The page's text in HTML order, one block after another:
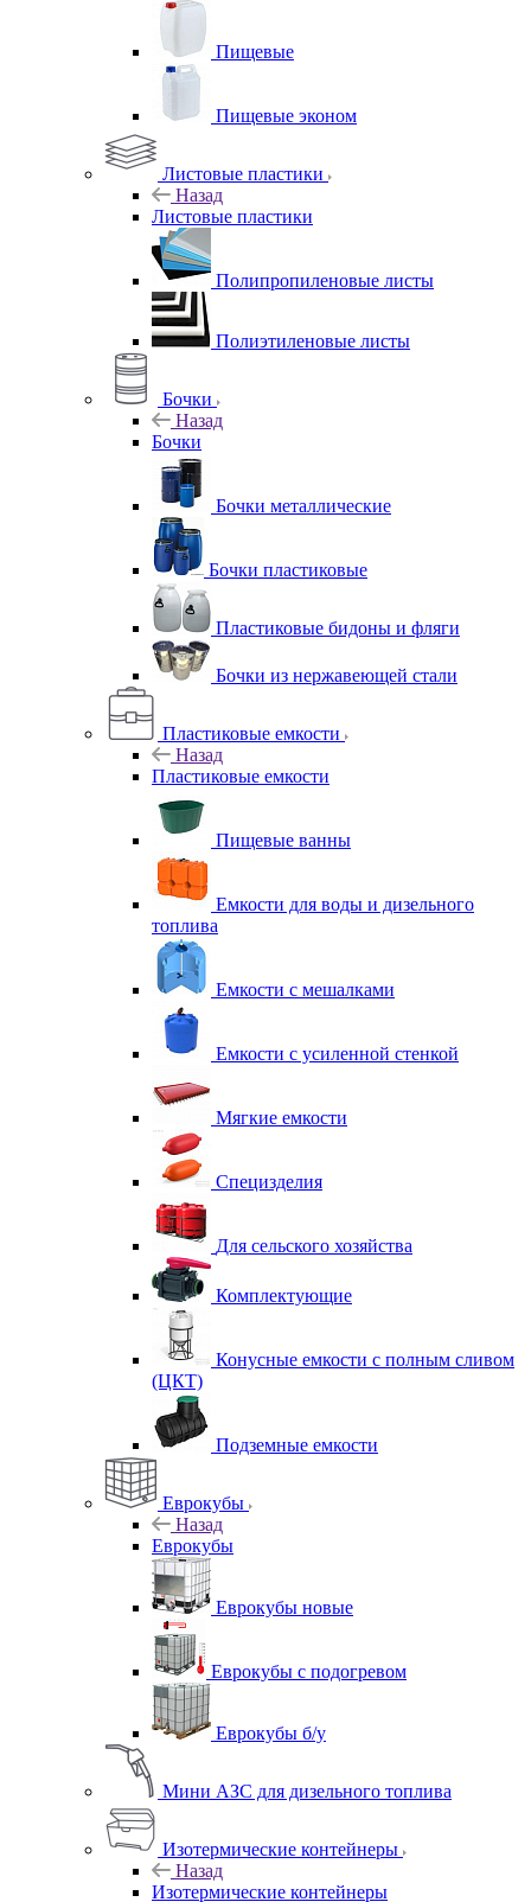
Пищевые
Пищевые эконом
Листовые пластики
Назад
Листовые пластики
Полипропиленовые листы
Полиэтиленовые листы
Бочки
Назад
Бочки
Бочки металлические
Бочки пластиковые
Пластиковые бидоны и фляги
Бочки из нержавеющей стали
Пластиковые емкости
Назад
Пластиковые емкости
Пищевые ванны
Емкости для воды и дизельного
топлива
Емкости с мешалками
Емкости с усиленной стенкой
Мягкие емкости
Специзделия
Для сельского хозяйства
Комплектующие
Конусные емкости с полным сливом
(ЦКТ)
Подземные емкости
Еврокубы
Назад
Еврокубы
Еврокубы новые
Еврокубы с подогревом
Еврокубы б/у
Мини АЗС для дизельного топлива
Изотермические контейнеры
Назад
Изотермические контейнеры